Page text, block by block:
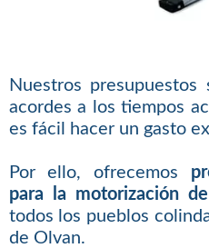
Nuestros
acordes a los tiempos
es fácil hacer un gasto
Por ello, ofrecemos
para la motorización
todos los pueblos
de Olvan.